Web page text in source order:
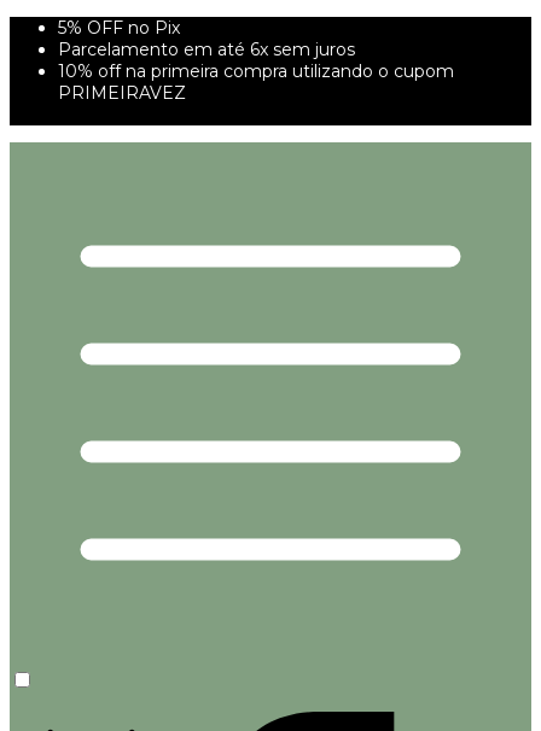
5% OFF no Pix
Parcelamento em até 6x sem juros
10% off na primeira compra utilizando o cupom
PRIMEIRAVEZ